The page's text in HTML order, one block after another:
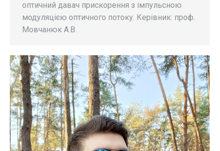
оптичний давач прискорення з імпульсною
модуляцією оптичного потоку. Керівник: проф.
Мовчанюк А.В.